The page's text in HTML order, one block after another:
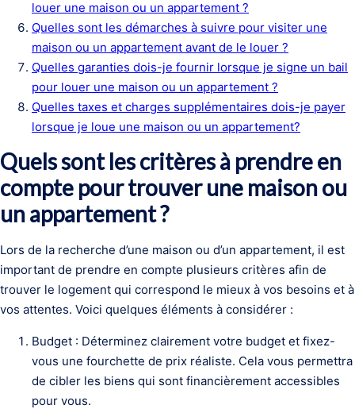
louer une maison ou un appartement ?
Quelles sont les démarches à suivre pour visiter une
maison ou un appartement avant de le louer ?
Quelles garanties dois-je fournir lorsque je signe un bail
pour louer une maison ou un appartement ?
Quelles taxes et charges supplémentaires dois-je payer
lorsque je loue une maison ou un appartement?
Quels sont les critères à prendre en
compte pour trouver une maison ou
un appartement ?
Lors de la recherche d’une maison ou d’un appartement, il est
important de prendre en compte plusieurs critères afin de
trouver le logement qui correspond le mieux à vos besoins et à
vos attentes. Voici quelques éléments à considérer :
Budget : Déterminez clairement votre budget et fixez-
vous une fourchette de prix réaliste. Cela vous permettra
de cibler les biens qui sont financièrement accessibles
pour vous.